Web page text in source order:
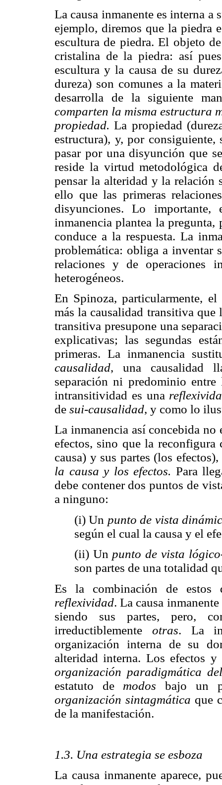
La causa inmanente es interna a
ejemplo, diremos que la piedra
escultura de piedra. El objeto
cristalina de la piedra: así
escultura y la causa de su
dureza) son comunes a la
desarrolla de la siguiente
comparten la misma estructura
propiedad. La propiedad
estructura), y, por consiguiente,
pasar por una disyunción que
reside la virtud metodológica
pensar la alteridad y la relación
ello que las primeras
disyunciones. Lo
inmanencia plantea la pregunta,
conduce a la respuesta. La
problemática: obliga a inventar
relaciones y de operaciones
heterogéneos.
En Spinoza, particularmente,
más la causalidad transitiva que
transitiva presupone una
explicativas; las segundas
primeras. La inmanencia
causalidad, una causalidad
separación ni predominio entre
intransitividad es una
de sui-causalidad, y como lo
La inmanencia así concebida
efectos, sino que la
causa) y sus partes (los efectos),
la causa y los efectos. Para
debe contener dos puntos de
a ninguno:
(i) Un punto de vista
según el cual la causa y el
(ii) Un punto de vista
son partes de una totalidad
Es la combinación de
reflexividad. La causa inmanente
siendo sus partes, pero,
irreductiblemente otras. La
organización interna de su
alteridad interna. Los efectos
organización paradigmática
estatuto de modos bajo un
organización sintagmática que
de la manifestación.
1.3. Una estrategia se esboza
La causa inmanente aparece,